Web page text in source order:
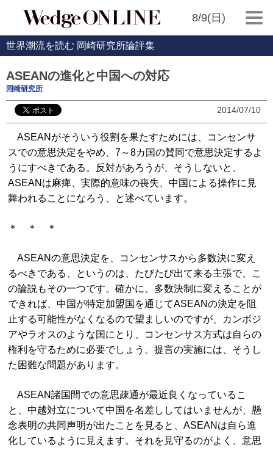
8/9(日)
世界潮流を読む 岡崎研究所論評集
ASEANの進化と中国への対応
岡崎研究所
2014/07/10
ASEANがそういう役割を果たすためには、コンセンサ
スでの意思決定をやめ、7～8カ国の賛同で意思決定するよ
うにすべきである。反対があろうが、そうしないと、
ASEANは麻痺、実際的意味の喪失、中国による操作に見
舞われることになろう、と述べています。
＊ ＊ ＊
ASEANの意思決定を、コンセンサスから多数決に変え
るべきである、というのは、たびたび出て来る主張で、こ
の論説もその一つです。確かに、多数決制に変えることが
できれば、中国が特定加盟国を通じてASEANの決定を阻
止する可能性がなくなるので望ましいのですが、カンボジ
アやラオスのような国にとり、コンセンサス方式は自らの
権利を守るために必要でしょう。提言の実施には、そうし
た困難な問題があります。
ASEAN諸国間での意思疎通が最近良くなっているこ
と、中越対立について中国を名差ししてはいませんが、懸
念表明の共同声明が出たことを見ると、ASEANは自ら進
化しているように見えます。それを見守るのがよく、意思